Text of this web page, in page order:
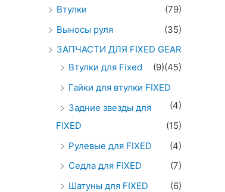
Втулки
(79)
Выносы руля
(35)
ЗАПЧАСТИ ДЛЯ FIXED GEAR
(45)
Втулки для Fixed
(9)
Гайки для втулки FIXED
(4)
Задние звезды для
FIXED
(15)
Рулевые для FIXED
(4)
Седла для FIXED
(7)
Шатуны для FIXED
(6)